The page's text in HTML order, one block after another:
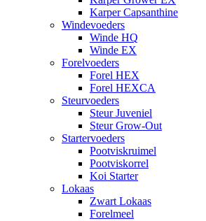
Karper Capsanthine
Windevoeders
Winde HQ
Winde EX
Forelvoeders
Forel HEX
Forel HEXCA
Steurvoeders
Steur Juveniel
Steur Grow-Out
Startervoeders
Pootviskruimel
Pootviskorrel
Koi Starter
Lokaas
Zwart Lokaas
Forelmeel